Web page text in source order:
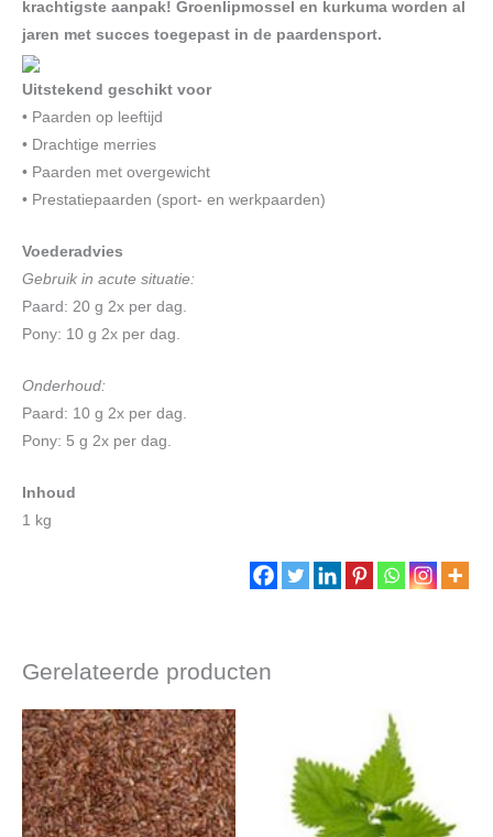
krachtigste aanpak! Groenlipmossel en kurkuma worden al
jaren met succes toegepast in de paardensport.
Uitstekend geschikt voor
• Paarden op leeftijd
• Drachtige merries
• Paarden met overgewicht
• Prestatiepaarden (sport- en werkpaarden)
Voederadvies
Gebruik in acute situatie:
Paard: 20 g 2x per dag.
Pony: 10 g 2x per dag.
Onderhoud:
Paard: 10 g 2x per dag.
Pony: 5 g 2x per dag.
Inhoud
1 kg
Gerelateerde producten